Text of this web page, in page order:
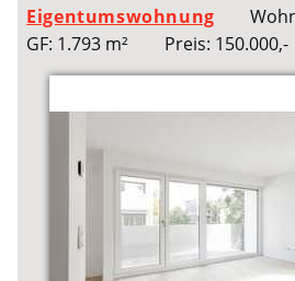
Eigentumswohnung
GF: 1.793 m²
Preis: 150.000,-